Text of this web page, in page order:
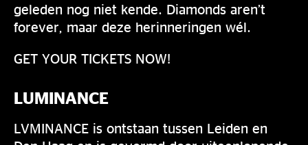
geleden nog niet kende. Diamonds aren’t
forever, maar deze herinneringen wél.
GET YOUR TICKETS NOW!
LUMINANCE
LVMINANCE is ontstaan tussen Leiden en